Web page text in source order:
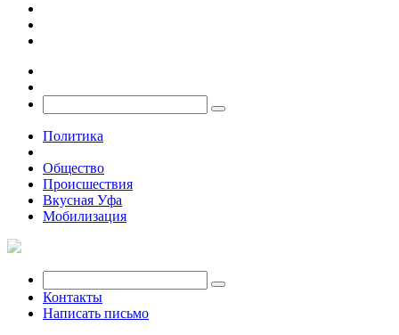
Политика
Общество
Происшествия
Вкусная Уфа
Мобилизация
Контакты
Написать письмо